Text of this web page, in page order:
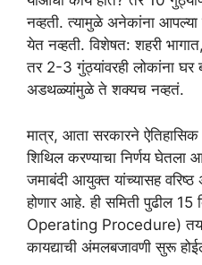
नव्हती. त्यामुळे अनेकांना आपल्या
येत नव्हती. विशेषत: शहरी
तर 2-3 गुंठ्यांवरही लोकांना घर
अडथळ्यांमुळे ते शक्यच नव्हतं.
मात्र, आता सरकारने
शिथिल करण्याचा निर्णय
जमाबंदी आयुक्त यांच्यासह वरिष्ठ
होणार आहे. ही समिती पुढील
Operating Procedure)
कायद्याची अंमलबजावणी सुरू